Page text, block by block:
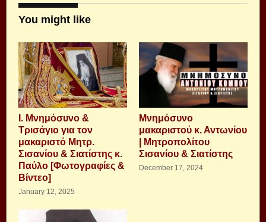
You might like
Ι. Μνημόσυνο &
Τρισάγιο για τον
μακαριστό Μητρ.
Σισανίου & Σιατίστης κ.
Παύλο [Φωτογραφίες &
Βίντεο]
January 12, 2025
Μνημόσυνο
μακαριστού κ. Αντωνίου
| Μητροπολίτου
Σισανίου & Σιατίστης
December 17, 2024